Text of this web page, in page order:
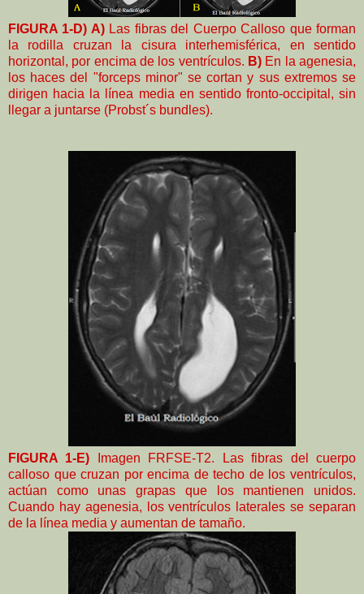
FIGURA 1-D) A)Las fibras del Cuerpo Calloso que forman
la rodilla cruzan la cisura interhemisférica, en sentido
horizontal, por encima de los ventrículos. B) En la agenesia,
los haces del "forceps minor" se cortan y sus extremos se
dirigen hacia la línea media en sentido fronto-occipital, sin
llegar a juntarse (Probst´s bundles).
FIGURA 1-E) Imagen FRFSE-T2. Las fibras del cuerpo
calloso que cruzan por encima de techo de los ventrículos,
actúan como unas grapas que los mantienen unidos.
Cuando hay agenesia, los ventrículos laterales se separan
de la línea media y aumentan de tamaño.